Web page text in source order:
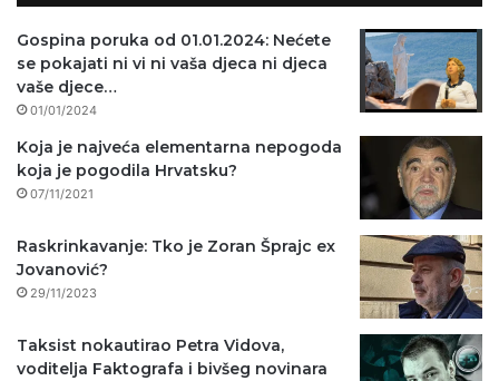
Gospina poruka od 01.01.2024: Nećete
se pokajati ni vi ni vaša djeca ni djeca
vaše djece…
01/01/2024
Koja je najveća elementarna nepogoda
koja je pogodila Hrvatsku?
07/11/2021
Raskrinkavanje: Tko je Zoran Šprajc ex
Jovanović?
29/11/2023
Taksist nokautirao Petra Vidova,
voditelja Faktografa i bivšeg novinara